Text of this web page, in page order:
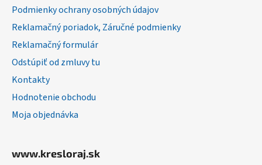
Podmienky ochrany osobných údajov
Reklamačný poriadok, Záručné podmienky
Reklamačný formulár
Odstúpiť od zmluvy tu
Kontakty
Hodnotenie obchodu
Moja objednávka
www.kresloraj.sk